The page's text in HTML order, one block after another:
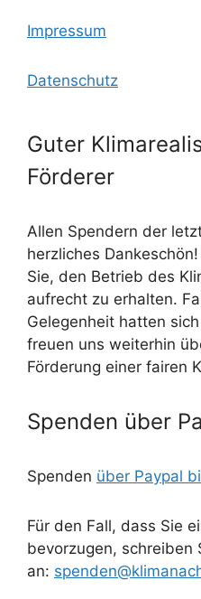
Impressum
Datenschutz
Guter
Förderer
Allen Spendern der
herzliches
Sie, den Betrieb des
aufrecht zu erhalten.
Gelegenheit hatten
freuen uns weiterhin
Förderung einer fairen
Spenden über
Spenden über Paypal
Für den Fall, dass Sie
bevorzugen, schreiben
an: